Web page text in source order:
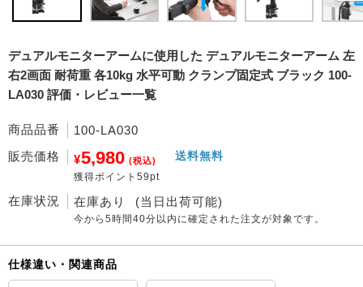
デュアルモニターアームに使用した デュアルモニターアーム 左
右2画面 耐荷重 各10kg 水平可動 クランプ固定式 ブラック 100-
LA030 評価・レビュー一覧
商品品番
100-LA030
販売価格
¥5,980 (税込)
獲得ポイント59pt
送料無料
在庫状況 在庫あり (当日出荷可能)
今から5時間40分 以内に確定された注文が対象です。
仕様違い・関連商品